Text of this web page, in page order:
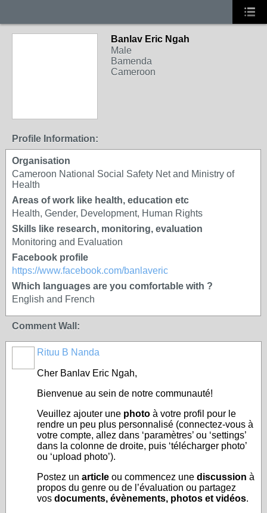
Banlav Eric Ngah
Male
Bamenda
Cameroon
Profile Information:
Organisation
Cameroon National Social Safety Net and Ministry of
Health
Areas of work like health, education etc
Health, Gender, Development, Human Rights
Skills like research, monitoring, evaluation
Monitoring and Evaluation
Facebook profile
https://www.facebook.com/banlaveric
Which languages are you comfortable with ?
English and French
Comment Wall:
Rituu B Nanda
Cher Banlav Eric Ngah,
Bienvenue au sein de notre communauté!
Veuillez ajouter une photo à votre profil pour le
rendre un peu plus personnalisé (connectez-vous à
votre compte, allez dans ‘paramètres’ ou ‘settings’
dans la colonne de droite, puis ‘télécharger photo’
ou ‘upload photo’).
Postez un article ou commencez une discussion à
propos du genre ou de l’évaluation ou partagez
vos documents, évènements, photos et vidéos.